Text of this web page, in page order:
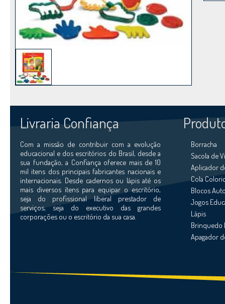
Livraria Confiança
Com a missão de contribuir com a evolução
educacional e dos escritórios do Brasil, desde a
sua fundação, a Confiança oferece mais de 10
mil itens dos principais fabricantes nacionais e
internacionais. Desde cadernos ou lápis até os
mais diversos ítens para equipar o escritório,
seja do profissional liberal prestador de
serviços, seja do executivo das grandes
corporações ou o escritório da sua casa.
Borracha
Sacola de
Aplicador
Cola
Blocos
Jogos
Lápis
Brinquedo
Apagador